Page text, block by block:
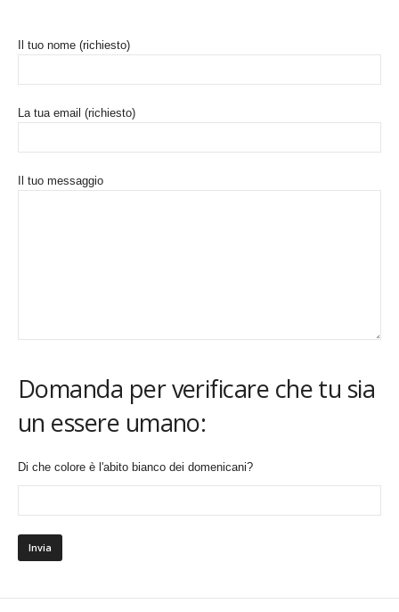
Il tuo nome (richiesto)
La tua email (richiesto)
Il tuo messaggio
Domanda per verificare che tu sia
un essere umano:
Di che colore è l'abito bianco dei domenicani?